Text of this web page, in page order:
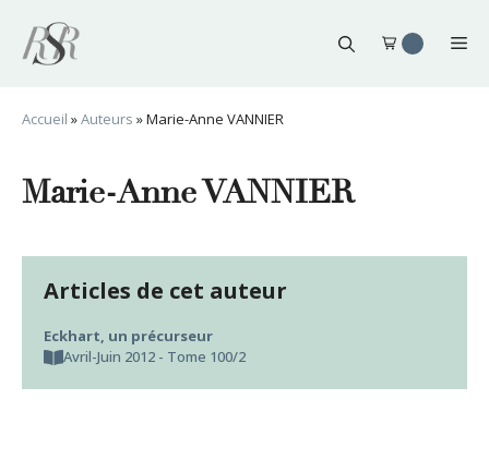
contenu
Accueil »Auteurs »Marie-Anne VANNIER
Marie-Anne VANNIER
Articles de cet auteur
Eckhart, un précurseur
Avril-Juin 2012 - Tome 100/2